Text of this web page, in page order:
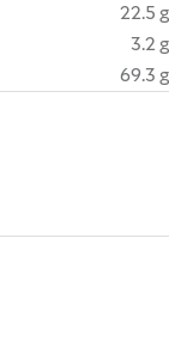
22.5 g
3.2 g
69.3 g